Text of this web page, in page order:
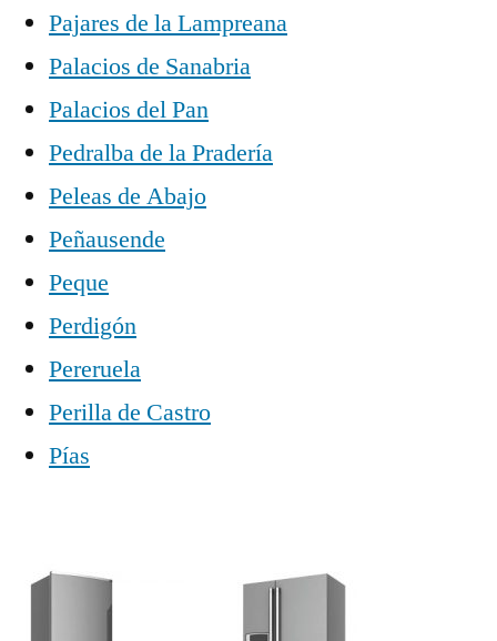
Pajares de la Lampreana
Palacios de Sanabria
Palacios del Pan
Pedralba de la Pradería
Peleas de Abajo
Peñausende
Peque
Perdigón
Pereruela
Perilla de Castro
Pías